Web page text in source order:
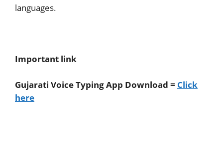
languages.
Important link
Gujarati Voice Typing App Download = Click
here